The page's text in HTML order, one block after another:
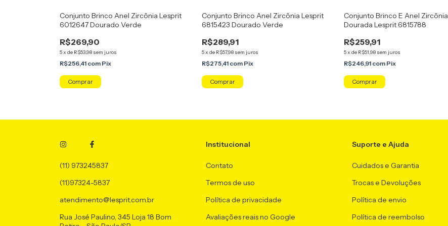
Conjunto Brinco Anel Zircônia Lesprit
6012647 Dourado Verde
R$269,90
5x de R$53,98 sem juros
R$256,41 com Pix
Comprar
Conjunto Brinco Anel Zircônia Lesprit
6815423 Dourado Verde
R$289,91
5x de R$57,98 sem juros
R$275,41 com Pix
Comprar
Conjunto Brinco E Anel Zircônia
Dourada Lesprit 6815788
R$259,91
5x de R$51,98 sem juros
R$246,91 com Pix
Comprar
(11) 973245837
(11)97324-5837
atendimento@lesprit.com.br
Rua José Paulino, 345 Loja 18 Bom
Institucional
Contato
Termos de uso
Política de privacidade
Avaliações reais no Google
Suporte e Ajuda
Cuidados e Garantia
Trocas e Devoluções
Política de envio
Política de reembolso